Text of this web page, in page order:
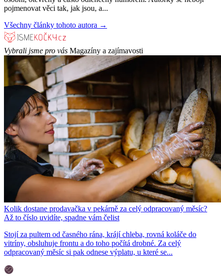
pojmenovat věci tak, jak jsou, a...
Všechny články tohoto autora →
Vybrali jsme pro vás Magazíny a zajímavosti
Kolik dostane prodavačka v pekárně za celý odpracovaný měsíc?
Až to číslo uvidíte, spadne vám čelist
Stojí za pultem od časného rána, krájí chleba, rovná koláče do
vitríny, obsluhuje frontu a do toho počítá drobné. Za celý
odpracovaný měsíc si pak odnese výplatu, u které se...